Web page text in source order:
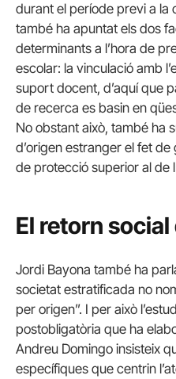
durant el període previ a la
també ha apuntat els dos
determinants a l’hora de
escolar: la vinculació amb
suport docent, d’aquí que
de recerca es basin en
No obstant això, també ha
d’origen estranger el fet de
de protecció superior al de
El retorn social
Jordi Bayona també ha
societat estratificada no
per origen”. I per això
postobligatòria que ha
Andreu Domingo insisteix
específiques que centrin